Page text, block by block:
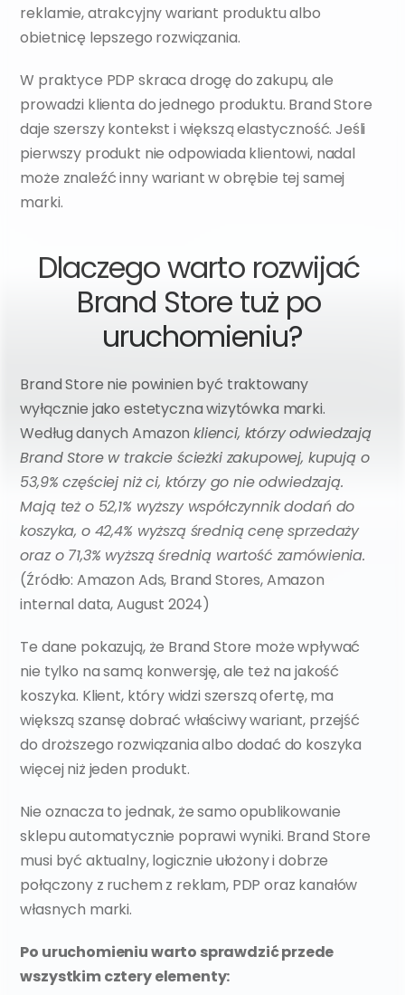
reklamie, atrakcyjny wariant produktu albo
obietnicę lepszego rozwiązania.
W praktyce PDP skraca drogę do zakupu, ale
prowadzi klienta do jednego produktu. Brand Store
daje szerszy kontekst i większą elastyczność. Jeśli
pierwszy produkt nie odpowiada klientowi, nadal
może znaleźć inny wariant w obrębie tej samej
marki.
Dlaczego warto rozwijać
Brand Store tuż po
uruchomieniu?
Brand Store nie powinien być traktowany
wyłącznie jako estetyczna wizytówka marki.
Według danych Amazon klienci, którzy odwiedzają
Brand Store w trakcie ścieżki zakupowej, kupują o
53,9% częściej niż ci, którzy go nie odwiedzają.
Mają też o 52,1% wyższy współczynnik dodań do
koszyka, o 42,4% wyższą średnią cenę sprzedaży
(Źródło: Amazon Ads, Brand Stores, Amazon
internal data, August 2024)
Te dane pokazują, że Brand Store może wpływać
nie tylko na samą konwersję, ale też na jakość
koszyka. Klient, który widzi szerszą ofertę, ma
większą szansę dobrać właściwy wariant, przejść
do droższego rozwiązania albo dodać do koszyka
więcej niż jeden produkt.
Nie oznacza to jednak, że samo opublikowanie
sklepu automatycznie poprawi wyniki. Brand Store
musi być aktualny, logicznie ułożony i dobrze
połączony z ruchem z reklam, PDP oraz kanałów
własnych marki.
Po uruchomieniu warto sprawdzić przede
wszystkim cztery elementy: